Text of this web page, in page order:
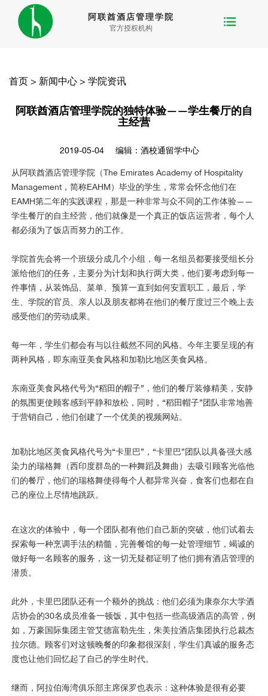
阿联酋酒店管理学院
官方授权机构
首页 > 新闻中心 > 学院资讯
阿联酋酒店管理学院的独特体验——学生餐厅的自
主经营
2019-05-04 编辑：酒校通留学中心
从阿联酋酒店管理学院（The Emirates Academy of Hospitality
Management，简称EAHM）毕业的学生，常常会怀念他们在
EAMH第二年的实践课程，那是一种非常与众不同的工作体验——
学生餐厅的自主经营，他们就像是一个真正的饭店运营者，每个人
都必须为了饭店而努力的工作。
学院首先会将一个班级分成几个小组，每一名组员都要接受组长分
派给他们的任务，主要分为计划和执行两大类，他们要考虑到每一
件事情，从装饰品、菜单、预算一直到如何安置职工，最后，学
生、学院的官员、亲人以及朋友都将在他们的餐厅度过三个晚上去
感受他们的劳动成果。
每一年，学生们都会有与以往截然不同的风格。今年主要呈现的有
两种风格，即东南亚美食风格和加勒比地区美食风格。
东南亚美食风格代号为“稻田的帽子”，他们的餐厅装修精美，安静
的氛围更使顾客感到平静和放松，同时，“稻田帽子”团队非常地善
于营销自己，他们创建了一个优美的视频网站。
加勒比地区美食风格代号为“卡里巴”，“卡里巴”团队以具备强大感
染力的瑞格舞（西印度群岛的一种舞蹈及舞曲）去吸引顾客光临他
们的餐厅，他们的瑞格舞使得每个人都异常兴奋，食客们也都在自
己的座位上尽情地跳跃。
在这次的体验中，每一个团队都有他们自己新的突破，他们试着去
探索每一种烹调手法的精髓，完善餐馆的每一处管理细节，竭诚的
做好每一名顾客的服务，这一切无疑都证明了他们拥有酒店管理的
潜质。
此外，卡里巴团队还有一个额外的挑战：他们必须为康奈尔大学酒
店协会的30名成员准备一顿饭，其中包括一些高级酒店的高管，例
如，万豪国际集团主管艾德富勒先生，朱美拉酒店集团执行总裁杰
拉尔德。顾客们对这顿晚餐的印象都很深刻，学生们真诚的服务态
度也让他们回忆起了自己的学生时代。
继而，阿拉伯海湾俱乐部主席保罗也表示：这种体验是很有必要